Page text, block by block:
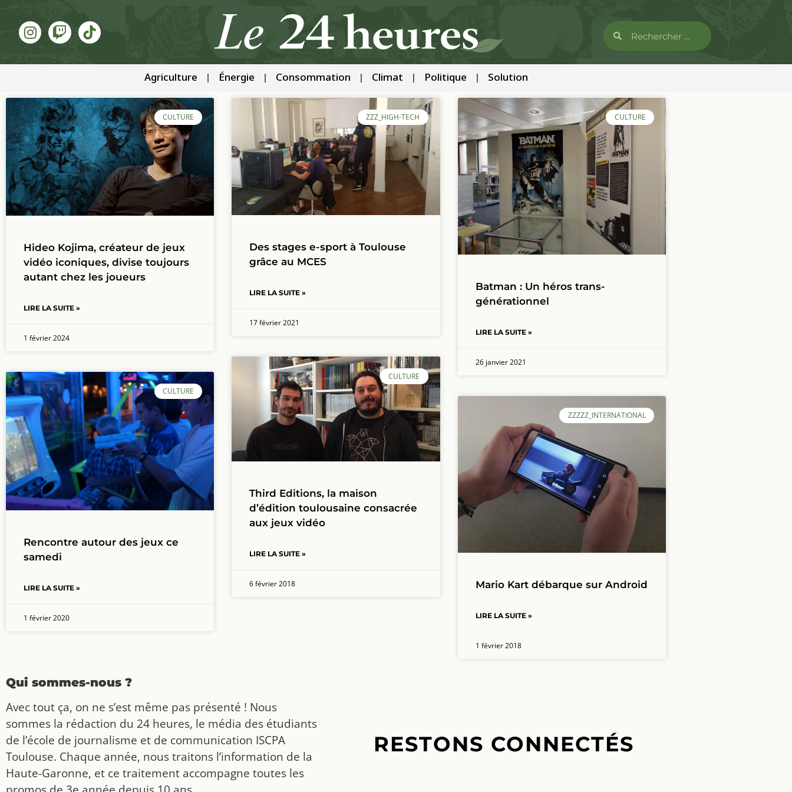
Agriculture Énergie Consommation Climat Politique Solution
CULTURE
Hideo Kojima, créateur de jeux
vidéo iconiques, divise toujours
autant chez les joueurs
LIRE LA SUITE »
1 février 2024
ZZZ_HIGH-TECH
Des stages e-sport à Toulouse
grâce au MCES
LIRE LA SUITE »
17 février 2021
CULTURE
Batman : Un héros trans-
générationnel
LIRE LA SUITE »
26 janvier 2021
CULTURE
Rencontre autour des jeux ce
samedi
LIRE LA SUITE »
1 février 2020
CULTURE
Third Editions, la maison
d’édition toulousaine consacrée
aux jeux vidéo
LIRE LA SUITE »
6 février 2018
ZZZZZ_INTERNATIONAL
Mario Kart débarque sur Android
LIRE LA SUITE »
1 février 2018
Qui sommes-nous ?
Avec tout ça, on ne s’est même pas présenté ! Nous
sommes la rédaction du 24 heures, le média des étudiants
de l’école de journalisme et de communication ISCPA
Toulouse. Chaque année, nous traitons l’information de la
Haute-Garonne, et ce traitement accompagne toutes les
RESTONS CONNECTÉS